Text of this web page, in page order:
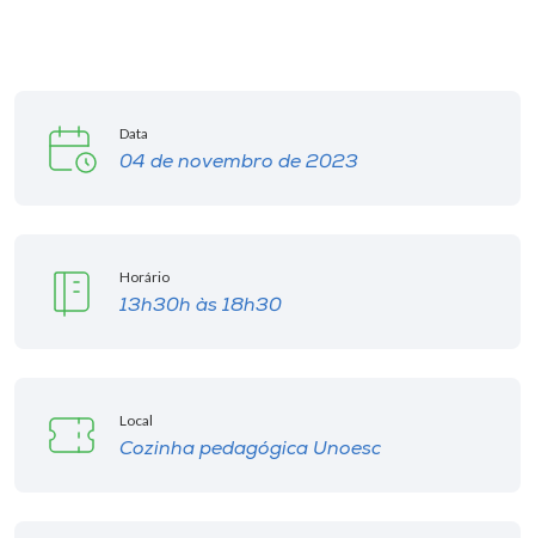
Data
04 de novembro de 2023
Horário
13h30h às 18h30
Local
Cozinha pedagógica Unoesc